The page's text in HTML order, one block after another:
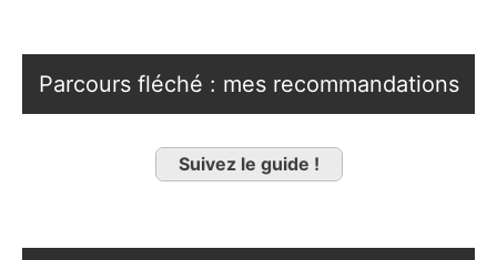
Parcours fléché : mes recommandations
Suivez le guide !